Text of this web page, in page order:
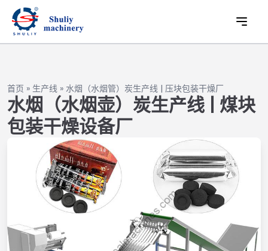
首页 » 生产线 » 水烟（水烟管）炭生产线 | 压块包装干燥厂
水烟（水烟壶）炭生产线 | 煤块
包装干燥设备厂